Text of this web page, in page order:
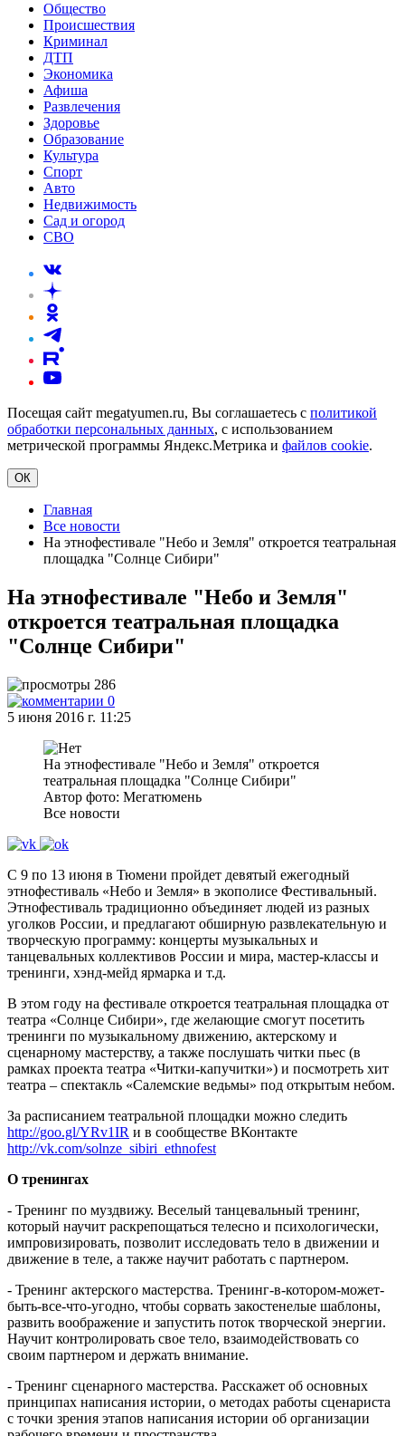
Общество
Происшествия
Криминал
ДТП
Экономика
Афиша
Развлечения
Здоровье
Образование
Культура
Спорт
Авто
Недвижимость
Сад и огород
СВО
Посещая сайт megatyumen.ru, Вы соглашаетесь с политикой
обработки персональных данных, с использованием
метрической программы Яндекс.Метрика и файлов cookie.
ОК
Главная
Все новости
На этнофестивале "Небо и Земля" откроется театральная
площадка "Солнце Сибири"
На этнофестивале "Небо и Земля"
откроется театральная площадка
"Солнце Сибири"
286
0
5 июня 2016 г. 11:25
На этнофестивале "Небо и Земля" откроется
театральная площадка "Солнце Сибири"
Автор фото: Мегатюмень
Все новости
С 9 по 13 июня в Тюмени пройдет девятый ежегодный
этнофестиваль «Небо и Земля» в экополисе Фестивальный.
Этнофестиваль традиционно объединяет людей из разных
уголков России, и предлагают обширную развлекательную и
творческую программу: концерты музыкальных и
танцевальных коллективов России и мира, мастер-классы и
тренинги, хэнд-мейд ярмарка и т.д.
В этом году на фестивале откроется театральная площадка от
театра «Солнце Сибири», где желающие смогут посетить
тренинги по музыкальному движению, актерскому и
сценарному мастерству, а также послушать читки пьес (в
рамках проекта театра «Читки-капучитки») и посмотреть хит
театра – спектакль «Салемские ведьмы» под открытым небом.
За расписанием театральной площадки можно следить
http://goo.gl/YRv1IR и в сообществе ВКонтакте
http://vk.com/solnze_sibiri_ethnofest
О тренингах
- Тренинг по муздвижу. Веселый танцевальный тренинг,
который научит раскрепощаться телесно и психологически,
импровизировать, позволит исследовать тело в движении и
движение в теле, а также научит работать с партнером.
- Тренинг актерского мастерства. Тренинг-в-котором-может-
быть-все-что-угодно, чтобы сорвать закостенелые шаблоны,
развить воображение и запустить поток творческой энергии.
Научит контролировать свое тело, взаимодействовать со
своим партнером и держать внимание.
- Тренинг сценарного мастерства. Расскажет об основных
принципах написания истории, о методах работы сценариста
с точки зрения этапов написания истории об организации